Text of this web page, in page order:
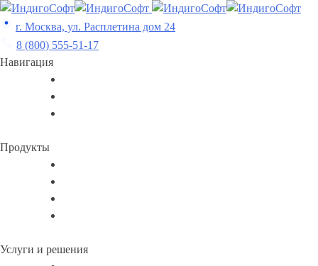
Skip
to
content
г. Москва, ул. Расплетина дом 24
8 (800) 555-51-17
Навигация
Продукты
Услуги и решения